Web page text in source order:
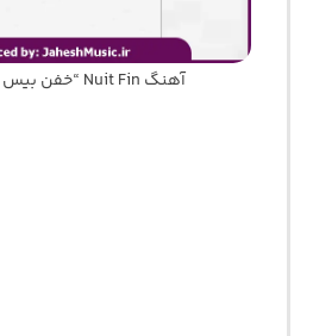
آهنگ Nuit Fin “خفن بیس دار” ویکتوریا